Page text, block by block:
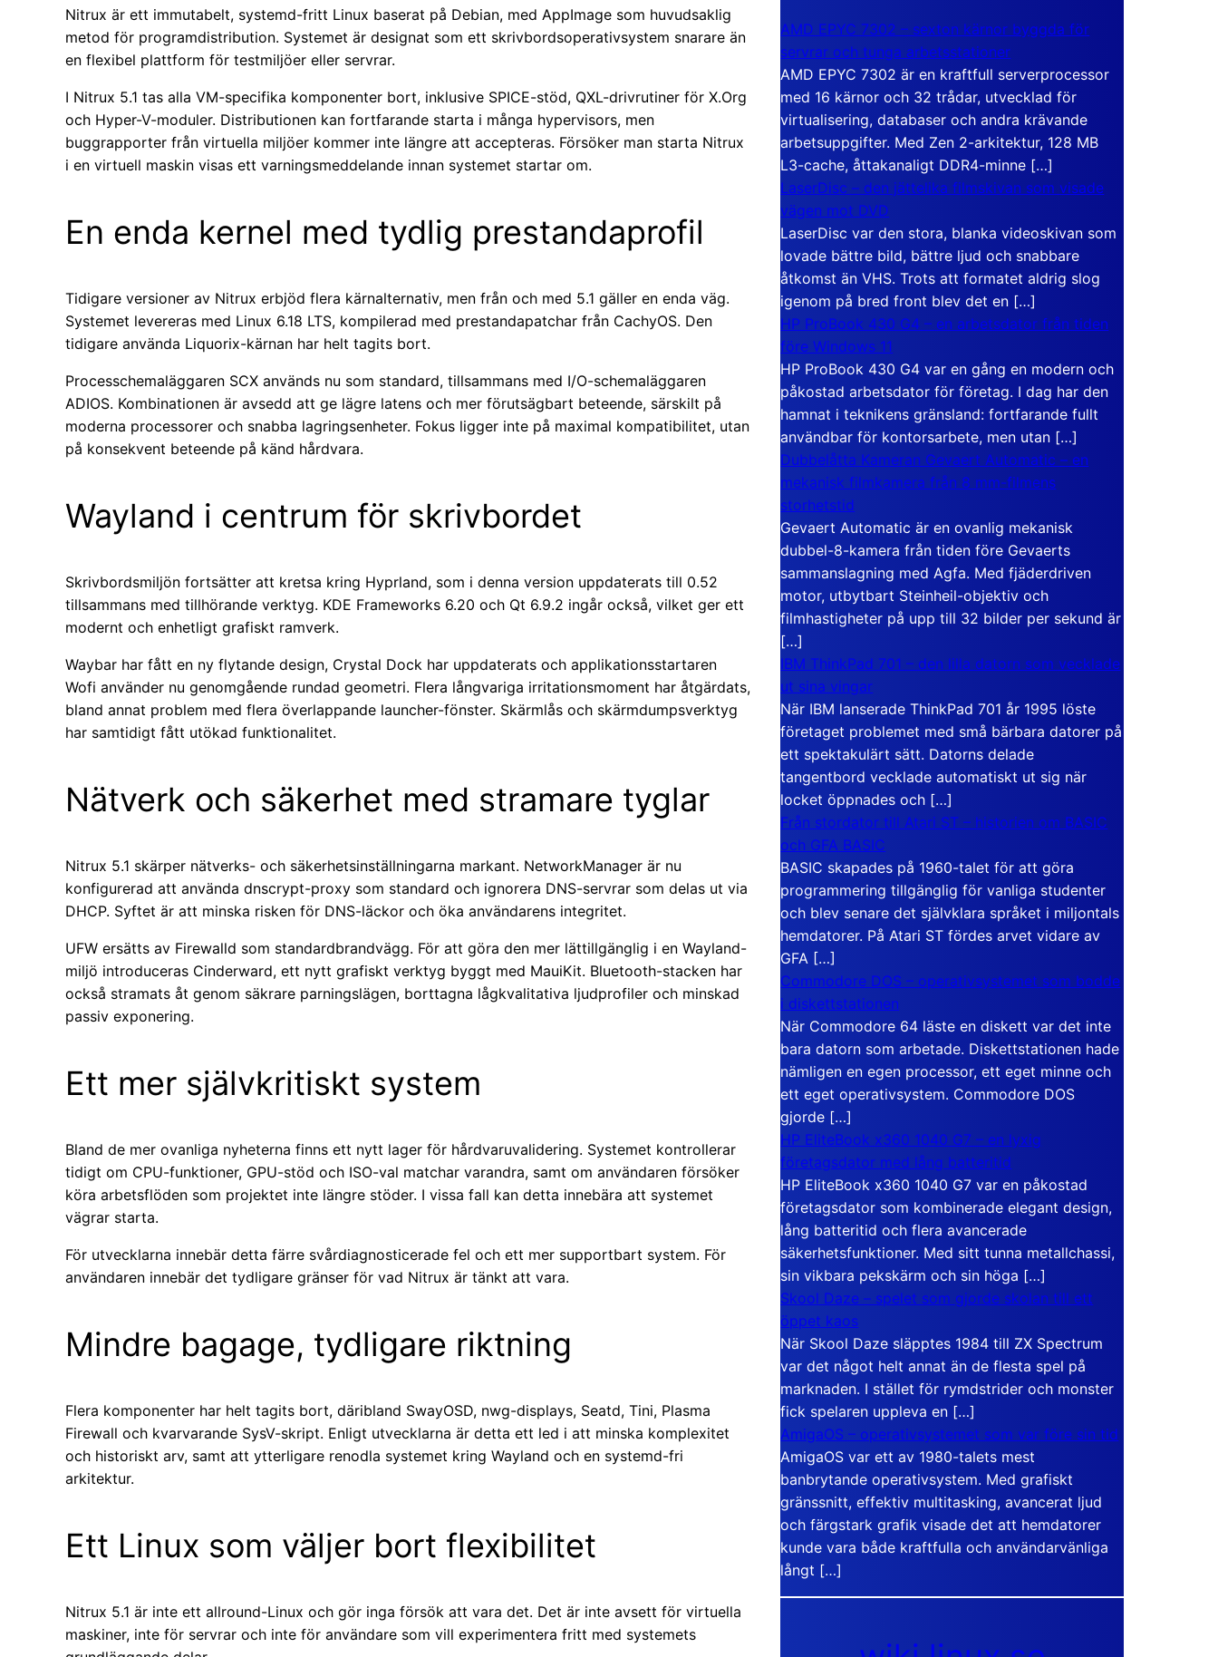
Nitrux är ett immutabelt, systemd-fritt Linux baserat på Debian, med AppImage som huvudsaklig
metod för programdistribution. Systemet är designat som ett skrivbordsoperativsystem snarare än
en flexibel plattform för testmiljöer eller servrar.
I Nitrux 5.1 tas alla VM-specifika komponenter bort, inklusive SPICE-stöd, QXL-drivrutiner för X.Org
och Hyper-V-moduler. Distributionen kan fortfarande starta i många hypervisors, men
buggrapporter från virtuella miljöer kommer inte längre att accepteras. Försöker man starta Nitrux
i en virtuell maskin visas ett varningsmeddelande innan systemet startar om.
En enda kernel med tydlig prestandaprofil
Tidigare versioner av Nitrux erbjöd flera kärnalternativ, men från och med 5.1 gäller en enda väg.
Systemet levereras med Linux 6.18 LTS, kompilerad med prestandapatchar från CachyOS. Den
tidigare använda Liquorix-kärnan har helt tagits bort.
Processchemaläggaren SCX används nu som standard, tillsammans med I/O-schemaläggaren
ADIOS. Kombinationen är avsedd att ge lägre latens och mer förutsägbart beteende, särskilt på
moderna processorer och snabba lagringsenheter. Fokus ligger inte på maximal kompatibilitet, utan
på konsekvent beteende på känd hårdvara.
Wayland i centrum för skrivbordet
Skrivbordsmiljön fortsätter att kretsa kring Hyprland, som i denna version uppdaterats till 0.52
tillsammans med tillhörande verktyg. KDE Frameworks 6.20 och Qt 6.9.2 ingår också, vilket ger ett
modernt och enhetligt grafiskt ramverk.
Waybar har fått en ny flytande design, Crystal Dock har uppdaterats och applikationsstartaren
Wofi använder nu genomgående rundad geometri. Flera långvariga irritationsmoment har åtgärdats,
bland annat problem med flera överlappande launcher-fönster. Skärmlås och skärmdumpsverktyg
har samtidigt fått utökad funktionalitet.
Nätverk och säkerhet med stramare tyglar
Nitrux 5.1 skärper nätverks- och säkerhetsinställningarna markant. NetworkManager är nu
konfigurerad att använda dnscrypt-proxy som standard och ignorera DNS-servrar som delas ut via
DHCP. Syftet är att minska risken för DNS-läckor och öka användarens integritet.
UFW ersätts av Firewalld som standardbrandvägg. För att göra den mer lättillgänglig i en Wayland-
miljö introduceras Cinderward, ett nytt grafiskt verktyg byggt med MauiKit. Bluetooth-stacken har
också stramats åt genom säkrare parningslägen, borttagna lågkvalitativa ljudprofiler och minskad
passiv exponering.
Ett mer självkritiskt system
Bland de mer ovanliga nyheterna finns ett nytt lager för hårdvaruvalidering. Systemet kontrollerar
tidigt om CPU-funktioner, GPU-stöd och ISO-val matchar varandra, samt om användaren försöker
köra arbetsflöden som projektet inte längre stöder. I vissa fall kan detta innebära att systemet
vägrar starta.
För utvecklarna innebär detta färre svårdiagnosticerade fel och ett mer supportbart system. För
användaren innebär det tydligare gränser för vad Nitrux är tänkt att vara.
Mindre bagage, tydligare riktning
Flera komponenter har helt tagits bort, däribland SwayOSD, nwg-displays, Seatd, Tini, Plasma
Firewall och kvarvarande SysV-skript. Enligt utvecklarna är detta ett led i att minska komplexitet
och historiskt arv, samt att ytterligare renodla systemet kring Wayland och en systemd-fri
arkitektur.
Ett Linux som väljer bort flexibilitet
Nitrux 5.1 är inte ett allround-Linux och gör inga försök att vara det. Det är inte avsett för virtuella
maskiner, inte för servrar och inte för användare som vill experimentera fritt med systemets
AMD EPYC 7302 – sexton kärnor byggda för
servrar och tunga arbetsstationer
AMD EPYC 7302 är en kraftfull serverprocessor
med 16 kärnor och 32 trådar, utvecklad för
virtualisering, databaser och andra krävande
arbetsuppgifter. Med Zen 2-arkitektur, 128 MB
L3-cache, åttakanaligt DDR4-minne […]
LaserDisc – den jättelika filmskivan som visade
vägen mot DVD
LaserDisc var den stora, blanka videoskivan som
lovade bättre bild, bättre ljud och snabbare
åtkomst än VHS. Trots att formatet aldrig slog
igenom på bred front blev det en […]
HP ProBook 430 G4 – en arbetsdator från tiden
före Windows 11
HP ProBook 430 G4 var en gång en modern och
påkostad arbetsdator för företag. I dag har den
hamnat i teknikens gränsland: fortfarande fullt
användbar för kontorsarbete, men utan […]
Dubbelåtta Kameran Gevaert Automatic – en
mekanisk filmkamera från 8 mm-filmens
storhetstid
Gevaert Automatic är en ovanlig mekanisk
dubbel-8-kamera från tiden före Gevaerts
sammanslagning med Agfa. Med fjäderdriven
motor, utbytbart Steinheil-objektiv och
filmhastigheter på upp till 32 bilder per sekund är
[…]
IBM ThinkPad 701 – den lilla datorn som vecklade
ut sina vingar
När IBM lanserade ThinkPad 701 år 1995 löste
företaget problemet med små bärbara datorer på
ett spektakulärt sätt. Datorns delade
tangentbord vecklade automatiskt ut sig när
locket öppnades och […]
Från stordator till Atari ST – historien om BASIC
och GFA BASIC
BASIC skapades på 1960-talet för att göra
programmering tillgänglig för vanliga studenter
och blev senare det självklara språket i miljontals
hemdatorer. På Atari ST fördes arvet vidare av
GFA […]
Commodore DOS – operativsystemet som bodde
i diskettstationen
När Commodore 64 läste en diskett var det inte
bara datorn som arbetade. Diskettstationen hade
nämligen en egen processor, ett eget minne och
ett eget operativsystem. Commodore DOS
gjorde […]
HP EliteBook x360 1040 G7 – en lyxig
företagsdator med lång batteritid
HP EliteBook x360 1040 G7 var en påkostad
företagsdator som kombinerade elegant design,
lång batteritid och flera avancerade
säkerhetsfunktioner. Med sitt tunna metallchassi,
sin vikbara pekskärm och sin höga […]
Skool Daze – spelet som gjorde skolan till ett
öppet kaos
När Skool Daze släpptes 1984 till ZX Spectrum
var det något helt annat än de flesta spel på
marknaden. I stället för rymdstrider och monster
fick spelaren uppleva en […]
AmigaOS – operativsystemet som var före sin tid
AmigaOS var ett av 1980-talets mest
banbrytande operativsystem. Med grafiskt
gränssnitt, effektiv multitasking, avancerat ljud
och färgstark grafik visade det att hemdatorer
kunde vara både kraftfulla och användarvänliga
långt […]